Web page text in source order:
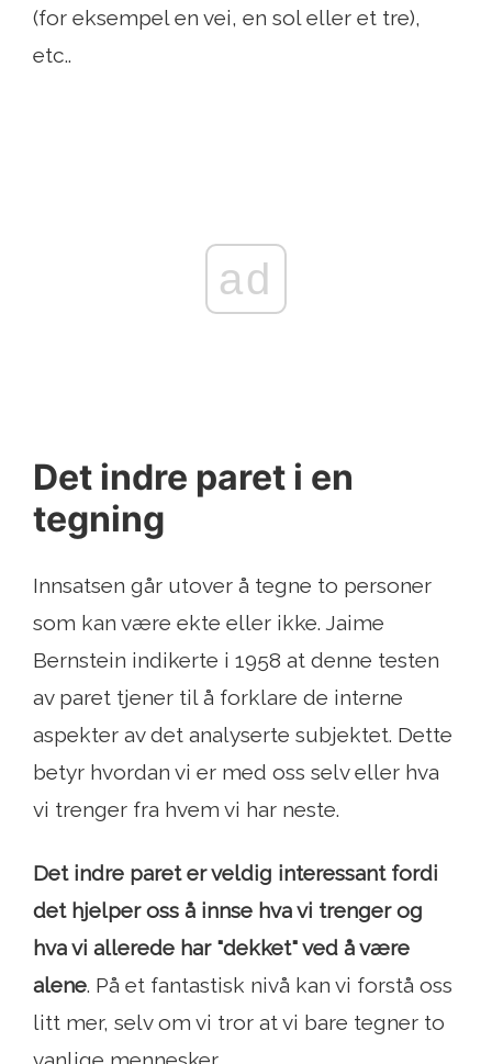
(for eksempel en vei, en sol eller et tre),
etc..
ad
Det indre paret i en
tegning
Innsatsen går utover å tegne to personer
som kan være ekte eller ikke. Jaime
Bernstein indikerte i 1958 at denne testen
av paret tjener til å forklare de interne
aspekter av det analyserte subjektet. Dette
betyr hvordan vi er med oss ​​selv eller hva
vi trenger fra hvem vi har neste.
Det indre paret er veldig interessant fordi
det hjelper oss å innse hva vi trenger og
hva vi allerede har "dekket" ved å være
alene. På et fantastisk nivå kan vi forstå oss
litt mer, selv om vi tror at vi bare tegner to